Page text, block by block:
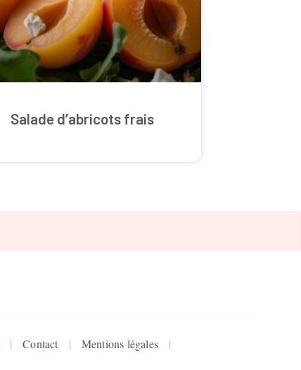
Salade d’abricots frais
Contact
Mentions légales